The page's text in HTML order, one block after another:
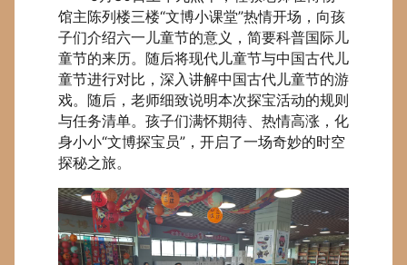
馆主陈列楼三楼“文博小课堂”热情开场，向孩
子们介绍六一儿童节的意义，简要科普国际儿
童节的来历。随后将现代儿童节与中国古代儿
童节进行对比，深入讲解中国古代儿童节的游
戏。随后，老师细致说明本次探宝活动的规则
与任务清单。孩子们满怀期待、热情高涨，化
身小小“文博探宝员”，开启了一场奇妙的时空
探秘之旅。